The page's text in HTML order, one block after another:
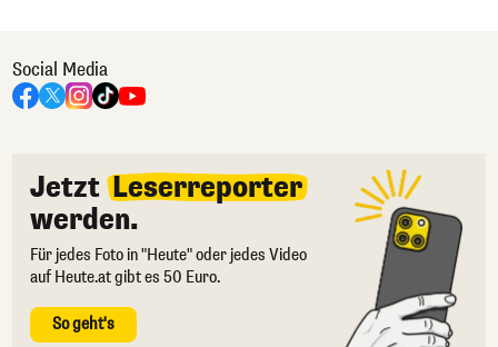
Social Media
Jetzt Leserreporter
werden.
Für jedes Foto in "Heute" oder jedes Video
auf Heute.at gibt es 50 Euro.
So geht's